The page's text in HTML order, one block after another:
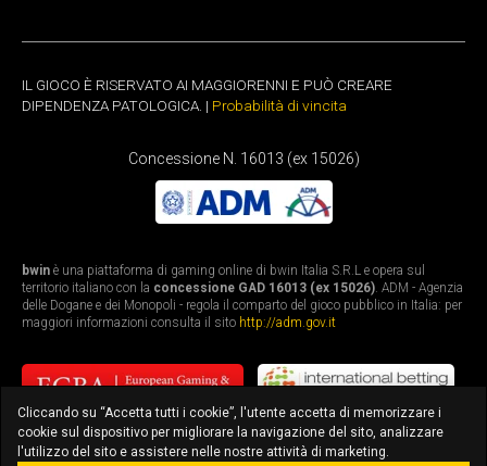
IL GIOCO È RISERVATO AI MAGGIORENNI E PUÒ CREARE
DIPENDENZA PATOLOGICA. | Probabilità di vincita
Concessione N. 16013 (ex 15026)
bwin è una piattaforma di gaming online di bwin Italia S.R.L e opera sul
territorio italiano con la concessione GAD 16013 (ex 15026). ADM - Agenzia
delle Dogane e dei Monopoli - regola il comparto del gioco pubblico in Italia: per
maggiori informazioni consulta il sito http://adm.gov.it
Cliccando su “Accetta tutti i cookie”, l'utente accetta di memorizzare i
cookie sul dispositivo per migliorare la navigazione del sito, analizzare
l'utilizzo del sito e assistere nelle nostre attività di marketing.